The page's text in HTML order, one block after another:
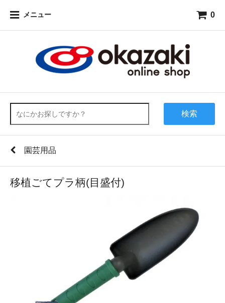
メニュー 0
検索
園芸用品
移植ごてプラ柄(目盛付)